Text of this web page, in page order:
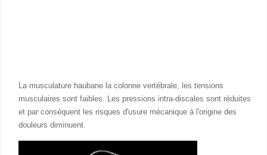
La musculature haubane la colonne vertébrale, les tensions
musculaires sont faibles. Les pressions intra-discales sont réduites
et par conséquent les risques d'usure mécanique à l'origine des
douleurs diminuent.